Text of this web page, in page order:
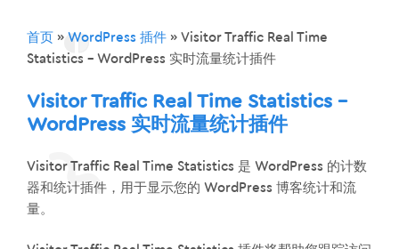
首页 » WordPress 插件 » Visitor Traffic Real Time
Statistics – WordPress 实时流量统计插件
Visitor Traffic Real Time Statistics –
WordPress 实时流量统计插件
Visitor Traffic Real Time Statistics 是 WordPress 的计数
器和统计插件，用于显示您的 WordPress 博客统计和流
量。